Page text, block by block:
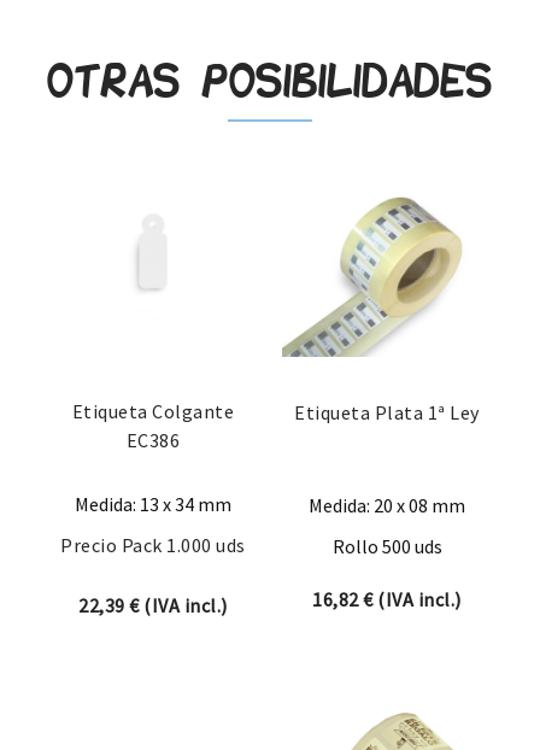
Otras posibilidades
Etiqueta Colgante
EC386
Medida: 13 x 34 mm
Precio Pack 1.000 uds
22,39€(IVA incl.)
Etiqueta Plata 1ª Ley
Medida: 20 x 08 mm
Rollo 500 uds
16,82€(IVA incl.)